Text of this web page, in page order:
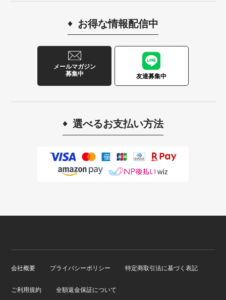
お得な情報配信中
メールマガジン
募集中
友達募集中
選べるお支払い方法
会社概要 プライバシーポリシー 特定商取引法に基づく表記
ご利用規約 全額返金保証について